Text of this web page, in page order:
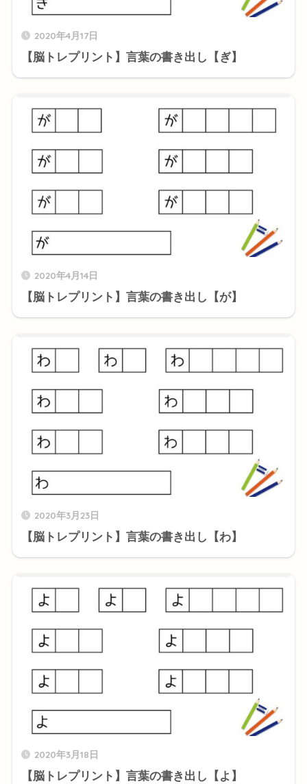
2020年4月17日
【脳トレプリント】言葉の書き出し【ぎ】
2020年4月14日
【脳トレプリント】言葉の書き出し【が】
2020年3月23日
【脳トレプリント】言葉の書き出し【わ】
2020年3月18日
【脳トレプリント】言葉の書き出し【よ】